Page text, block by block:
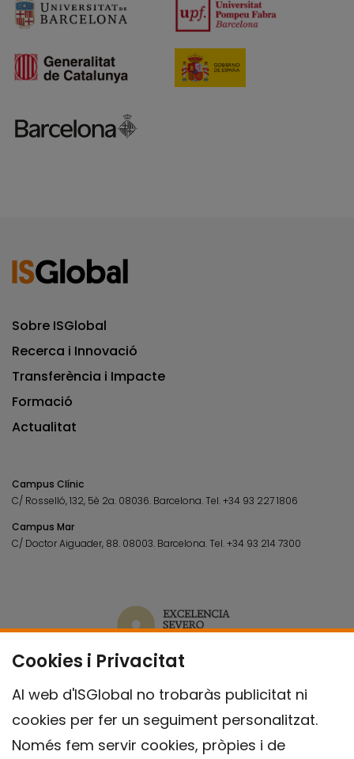
Cookies i Privacitat
Al web d'ISGlobal no trobaràs publicitat ni
cookies per fer un seguiment personalitzat.
Només fem servir cookies, pròpies i de
Sobre ISGlobal
Recerca i Innovació
Transferència i Impacte
Formació
Actualitat
Campus Clínic
C/ Rosselló, 132, 5è 2a. 08036. Barcelona.Tel.+34 93 227 1806
Campus Mar
C/ Doctor Aiguader, 88. 08003. Barcelona.Tel.+34 93 214 7300